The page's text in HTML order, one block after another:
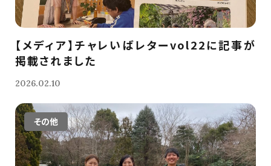
【メディア】チャレいばレターvol22に記事が
掲載されました
2026.02.10
その他